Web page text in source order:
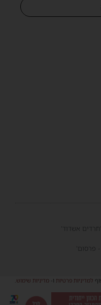
אשדוד'
פרסום'
למדיניות פרטיות ו-מדיניות שימוש.